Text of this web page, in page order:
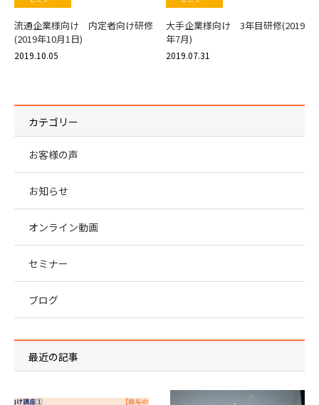
流通企業様向け 内定者向け研修
(2019年10月1日)
2019.10.05
大手企業様向け 3年目研修(2019
年7月)
2019.07.31
カテゴリー
お客様の声
お知らせ
オンライン動画
セミナー
ブログ
最近の記事